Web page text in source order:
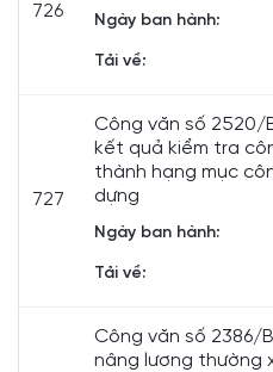
726 Ngày ban hành:
Tải về:
727
Công văn số 2520/
kết quả kiểm tra
thành hạng mục
dựng
Ngày ban hành:
Tải về:
Công văn số 2386/
nâng lương thường